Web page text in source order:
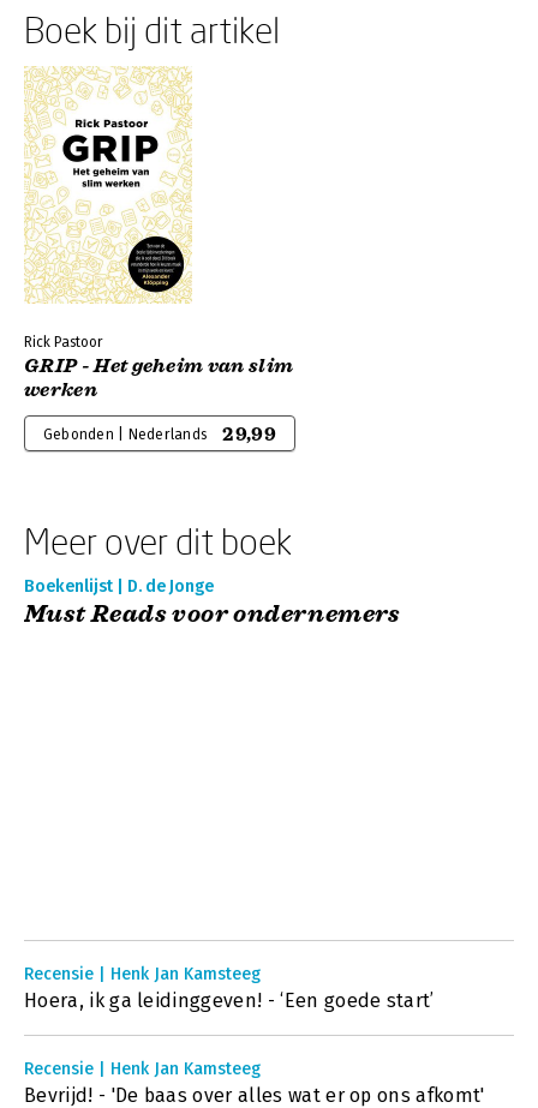
Boek bij dit artikel
Rick Pastoor
GRIP - Het geheim van slim
werken
Gebonden | Nederlands 29,99
Meer over dit boek
Boekenlijst | D. de Jonge
Must Reads voor ondernemers
Recensie | Henk Jan Kamsteeg
Hoera, ik ga leidinggeven! - ‘Een goede start’
Recensie | Henk Jan Kamsteeg
Bevrijd! - 'De baas over alles wat er op ons afkomt'